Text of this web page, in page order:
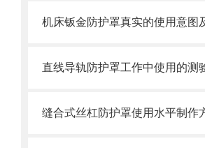
直线导轨防护罩工作中使用的测
缝合式丝杠防护罩使用水平制作